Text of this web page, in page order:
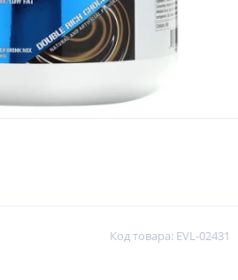
Код товара: EVL-02431